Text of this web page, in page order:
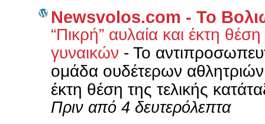
Newsvolos.com - Το
“Πικρή” αυλαία και έκτη
γυναικών - Το
ομάδα ουδέτερων
έκτη θέση της τελικής
Πριν από 4 δευτερόλεπτα